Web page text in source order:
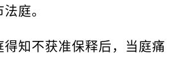
庭。
得知不获准保释后，当庭痛